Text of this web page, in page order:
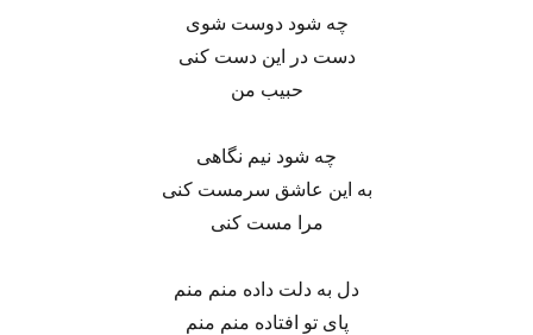
چه شود دوست شوی
دست در این دست کنی
حبیب من
چه شود نیم نگاهی
به این عاشق سرمست کنی
مرا مست کنی
دل به دلت داده منم منم
پای تو افتاده منم منم